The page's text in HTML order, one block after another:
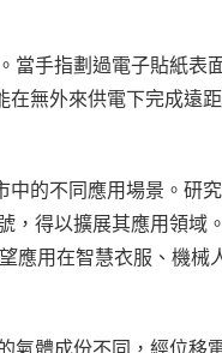
當手指劃過電子貼紙表
無外來供電下完成遠
的不同應用場景。研
，得以擴展其應用領域
應用在智慧衣服、機械